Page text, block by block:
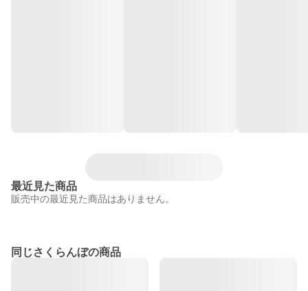
最近見た商品
販売中の最近見た商品はありません。
同じさくらんぼの商品